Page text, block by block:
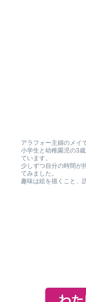
アラフォー主婦のメイ
小学生と幼稚園児の3
ています。
少しずつ自分の時間が
てみました。
趣味は絵を描くこと、